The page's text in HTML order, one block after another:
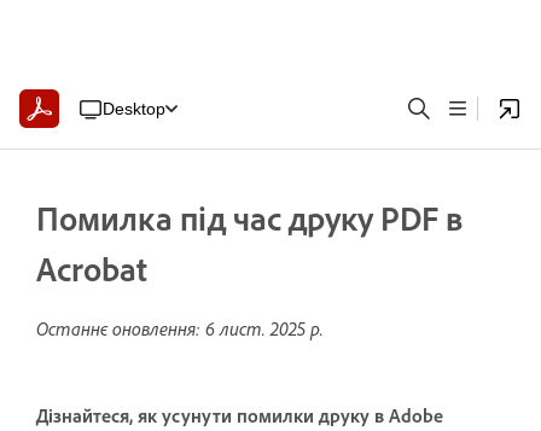
Desktop
Помилка під час друку PDF в
Acrobat
Останнє оновлення: 6 лист. 2025 р.
Дізнайтеся, як усунути помилки друку в Adobe